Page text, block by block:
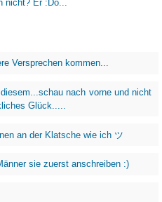
Versprechen kommen...
nach vorne und nicht
Glück.....
an der Klatsche wie ich ツ
sie zuerst anschreiben :)